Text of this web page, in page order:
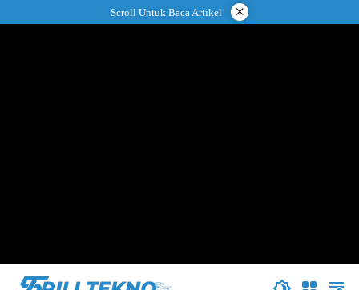
ke
Scroll Untuk Baca Artikel ×